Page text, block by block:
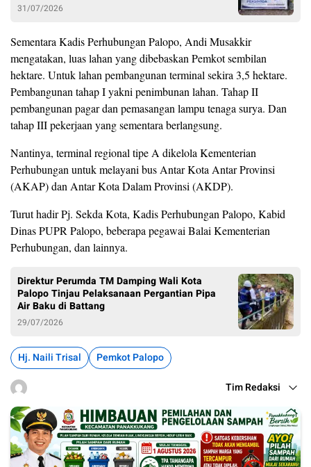
31/07/2026
Sementara Kadis Perhubungan Palopo, Andi Musakkir
mengatakan, luas lahan yang dibebaskan Pemkot sembilan
hektare. Untuk lahan pembangunan terminal sekira 3,5 hektare.
Pembangunan tahap I yakni penimbunan lahan. Tahap II
pembangunan pagar dan pemasangan lampu tenaga surya. Dan
tahap III pekerjaan yang sementara berlangsung.
Nantinya, terminal regional tipe A dikelola Kementerian
Perhubungan untuk melayani bus Antar Kota Antar Provinsi
(AKAP) dan Antar Kota Dalam Provinsi (AKDP).
Turut hadir Pj. Sekda Kota, Kadis Perhubungan Palopo, Kabid
Dinas PUPR Palopo, beberapa pegawai Balai Kementerian
Perhubungan, dan lainnya.
Direktur Perumda TM Damping Wali Kota
Palopo Tinjau Pelaksanaan Pergantian Pipa
Air Baku di Battang
29/07/2026
Hj. Naili Trisal Pemkot Palopo
Tim Redaksi